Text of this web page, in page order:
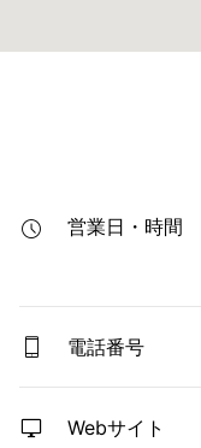
営業日・時間
電話番号
Webサイト